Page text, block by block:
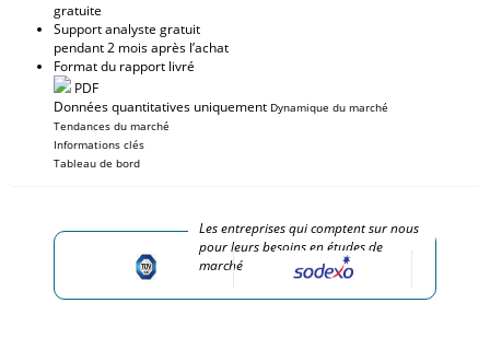
gratuite
Support analyste gratuit
pendant 2 mois après l’achat
Format du rapport livré
PDF
Données quantitatives uniquement Dynamique du marché
Tendances du marché
Informations clés
Tableau de bord
Les entreprises qui comptent sur nous
pour leurs besoins en études de
marché